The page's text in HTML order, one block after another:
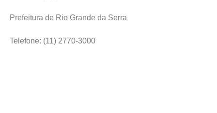
Prefeitura de Rio Grande da Serra
Telefone: (11) 2770-3000